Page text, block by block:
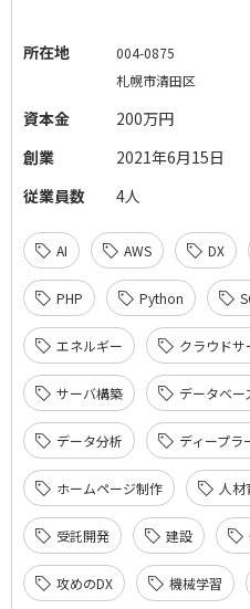
所在地
004-0875
札幌市清田区
資本金
200万円
創業
2021年6月15日
従業員数
4人
AI AWS DX
PHP Python
エネルギー クラウドサ
サーバ構築 データベー
データ分析 ディープラ
ホームページ制作 人材
受託開発 建設
攻めのDX 機械学習